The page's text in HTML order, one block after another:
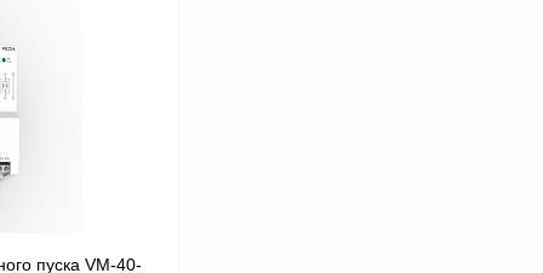
пуска VM-40-